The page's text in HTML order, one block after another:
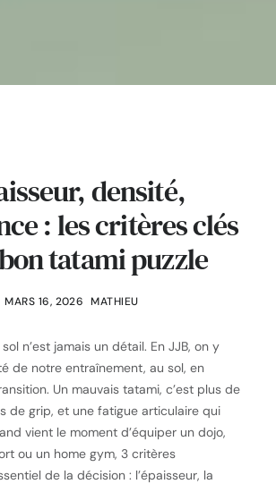
densité,
: les critères clés
tatami puzzle
MARS 16, 2026 MATHIEU
n’est jamais un détail. En JJB, on y
de notre entraînement, au sol, en
Un mauvais tatami, c’est plus de
de grip, et une fatigue articulaire qui
vient le moment d’équiper un dojo,
ou un home gym, 3 critères
de la décision : l’épaisseur, la